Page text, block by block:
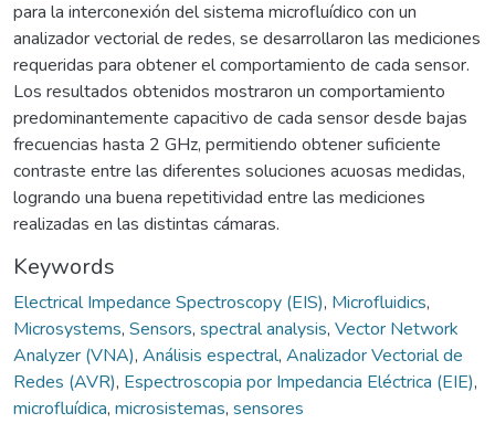
para la interconexión del sistema microfluídico con un
analizador vectorial de redes, se desarrollaron las mediciones
requeridas para obtener el comportamiento de cada sensor.
Los resultados obtenidos mostraron un comportamiento
predominantemente capacitivo de cada sensor desde bajas
frecuencias hasta 2 GHz, permitiendo obtener suficiente
contraste entre las diferentes soluciones acuosas medidas,
logrando una buena repetitividad entre las mediciones
realizadas en las distintas cámaras.
Keywords
Electrical Impedance Spectroscopy (EIS), Microfluidics,
Microsystems, Sensors, spectral analysis, Vector Network
Analyzer (VNA), Análisis espectral, Analizador Vectorial de
Redes (AVR), Espectroscopia por Impedancia Eléctrica (EIE),
microfluídica, microsistemas, sensores